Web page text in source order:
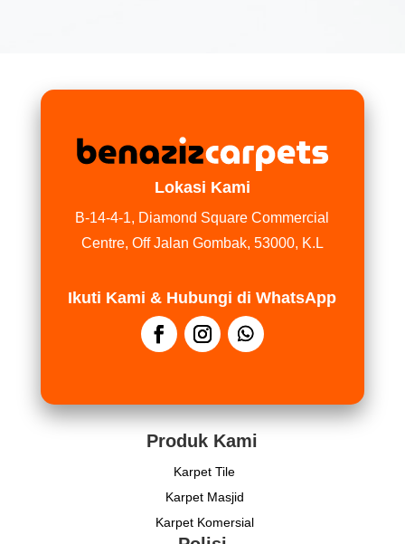
Lokasi Kami
B-14-4-1, Diamond Square Commercial
Centre, Off Jalan Gombak, 53000, K.L
Ikuti Kami & Hubungi di WhatsApp
Produk Kami
Karpet Tile
Karpet Masjid
Karpet Komersial